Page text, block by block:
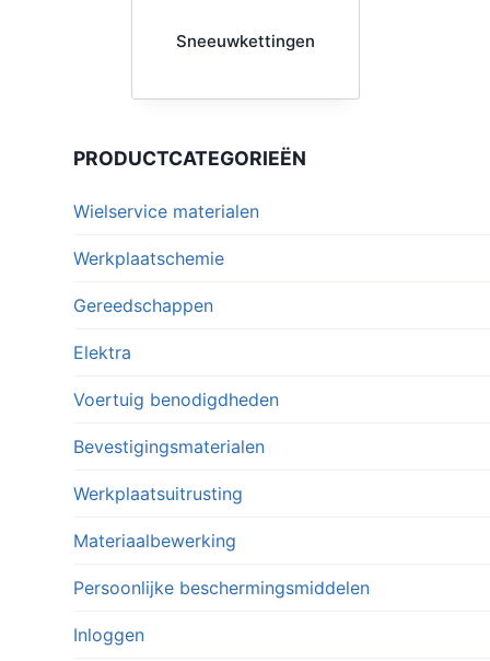
Sneeuwkettingen
PRODUCTCATEGORIEËN
Wielservice materialen
Werkplaatschemie
Gereedschappen
Elektra
Voertuig benodigdheden
Bevestigingsmaterialen
Werkplaatsuitrusting
Materiaalbewerking
Persoonlijke beschermingsmiddelen
Inloggen